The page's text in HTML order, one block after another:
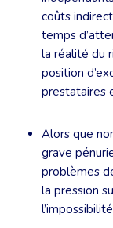
coûts
temps
la réalité du
position
prestataires
Alors que
grave
problèmes
la pression